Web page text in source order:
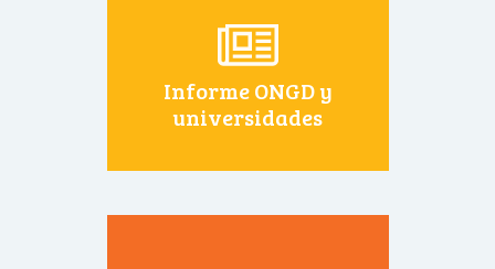
Informe ONGD y
universidades